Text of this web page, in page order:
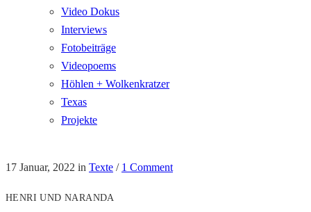
Video Dokus
Interviews
Fotobeiträge
Videopoems
Höhlen + Wolkenkratzer
Texas
Projekte
17 Januar, 2022 in Texte / 1 Comment
HENRI UND NARANDA